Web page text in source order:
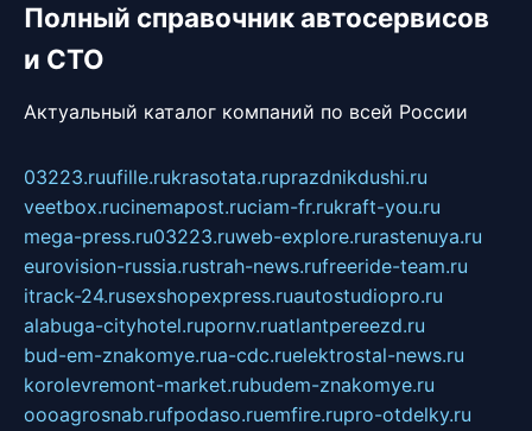
Полный справочник автосервисов
и СТО
Актуальный каталог компаний по всей России
03223.ruufille.rukrasotata.ruprazdnikdushi.ru
veetbox.rucinemapost.ruciam-fr.rukraft-you.ru
mega-press.ru03223.ruweb-explore.rurastenuya.ru
eurovision-russia.rustrah-news.rufreeride-team.ru
itrack-24.rusexshopexpress.ruautostudiopro.ru
alabuga-cityhotel.rupornv.ruatlantpereezd.ru
bud-em-znakomye.rua-cdc.ruelektrostal-news.ru
korolevremont-market.rubudem-znakomye.ru
oooagrosnab.rufpodaso.ruemfire.rupro-otdelky.ru